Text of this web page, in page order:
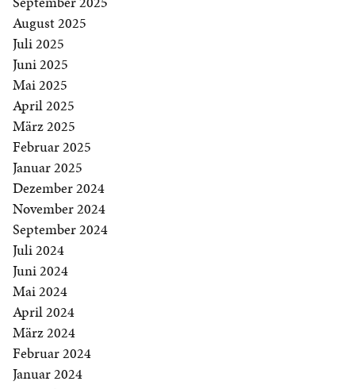
August 2025
Juli 2025
Juni 2025
Mai 2025
April 2025
März 2025
Februar 2025
Januar 2025
Dezember 2024
November 2024
September 2024
Juli 2024
Juni 2024
Mai 2024
April 2024
März 2024
Februar 2024
Januar 2024